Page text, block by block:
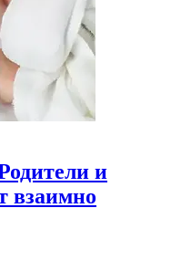
и
взаимно